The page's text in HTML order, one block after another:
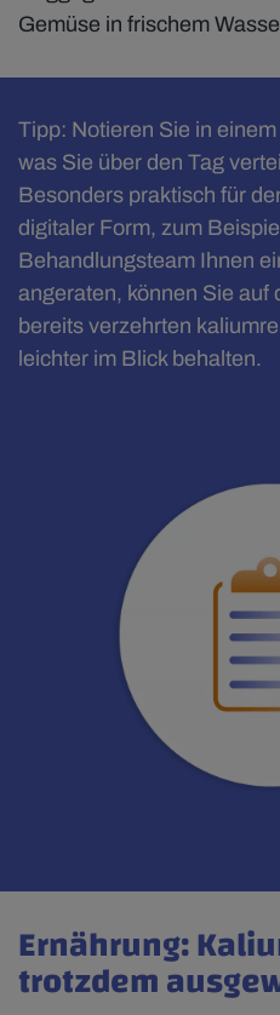
Gemüse in frischem
Tipp: Notieren Sie in
was Sie über den Tag
Besonders praktisch für
digitaler Form, zum
Behandlungsteam Ihnen
angeraten, können Sie auf
bereits verzehrten
leichter im Blick behalten.
Ernährung:
trotzdem